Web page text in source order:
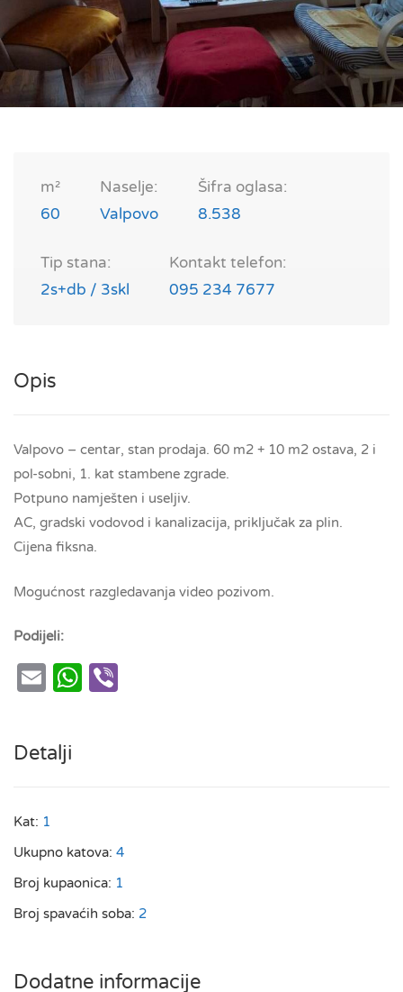
m²
60
Naselje:
Valpovo
Šifra oglasa:
8.538
Tip stana:
2s+db / 3skl
Kontakt telefon:
095 234 7677
Opis
Valpovo – centar, stan prodaja. 60 m2 + 10 m2 ostava, 2 i
pol-sobni, 1. kat stambene zgrade.
Potpuno namješten i useljiv.
AC, gradski vodovod i kanalizacija, priključak za plin.
Cijena fiksna.
Mogućnost razgledavanja video pozivom.
Podijeli:
EmailWhatsApp
Detalji
Kat: 1
Ukupno katova: 4
Broj kupaonica: 1
Broj spavaćih soba: 2
Dodatne informacije